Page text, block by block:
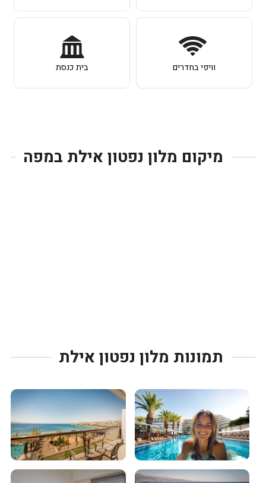
וויפי בחדרים בית כנסת
מיקום מלון נפטון אילת במפה
תמונות מלון נפטון אילת